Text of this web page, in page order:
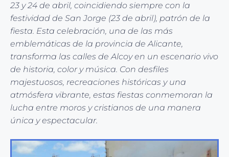
23 y 24 de abril, coincidiendo siempre con la
festividad de San Jorge (23 de abril), patrón de la
fiesta. Esta celebración, una de las más
emblemáticas de la provincia de Alicante,
transforma las calles de Alcoy en un escenario vivo
de historia, color y música. Con desfiles
majestuosos, recreaciones históricas y una
atmósfera vibrante, estas fiestas conmemoran la
lucha entre moros y cristianos de una manera
única y espectacular.